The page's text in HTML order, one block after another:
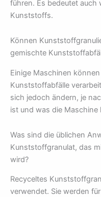
führen. Es bedeutet auch
Kunststoffs.
Können
gemischte
Einige Maschinen
Kunststoffabfälle
sich jedoch ändern, je
ist und was die Maschine
Was sind die üblichen
Kunststoffgranulat, das
wird?
Recyceltes
verwendet. Sie werden